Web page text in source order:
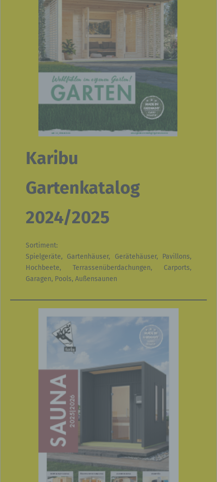
Karibu
Gartenkatalog
2024/2025
Sortiment:
Spielgeräte, Gartenhäuser, Gerätehäuser, Pavillons,
Hochbeete, Terrassenüberdachungen, Carports,
Garagen, Pools, Außensaunen